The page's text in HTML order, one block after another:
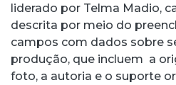
liderado por Telma Madio,
descrita por meio do
campos com dados sobre
produção, que incluem a
foto, a autoria e o suporte